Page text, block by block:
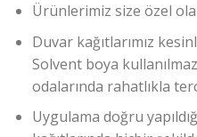
Ürünlerimiz size özel
Duvar kağıtlarımız
Solvent boya
odalarında rahatlıkla
Uygulama doğru